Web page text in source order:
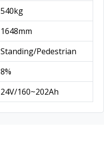
540kg
1648mm
Standing/Pedestrian
8%
24V/160~202Ah